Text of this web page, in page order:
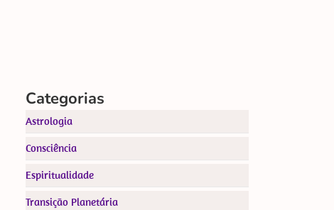
Categorias
Astrologia
Consciência
Espiritualidade
Transição Planetária